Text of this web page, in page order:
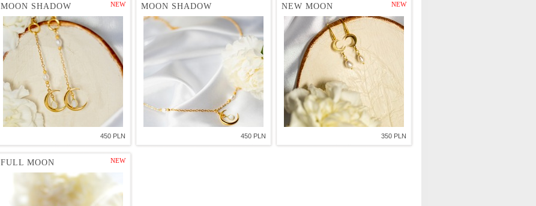
MOON SHADOW NEW
450 PLN
MOON SHADOW
450 PLN
NEW MOON NEW
350 PLN
FULL MOON NEW